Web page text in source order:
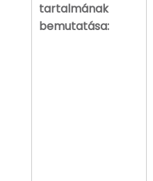
tartalmának
bemutatása: